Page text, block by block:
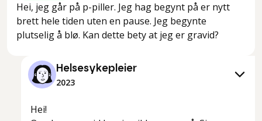
Hei, jeg går på p-piller. Jeg hag begynt på er nytt
brett hele tiden uten en pause. Jeg begynte
plutselig å blø. Kan dette bety at jeg er gravid?
Helsesykepleier
2023
Hei!